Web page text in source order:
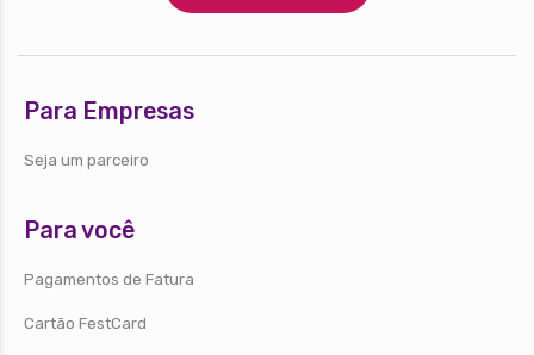
Para Empresas
Seja um parceiro
Para você
Pagamentos de Fatura
Cartão FestCard